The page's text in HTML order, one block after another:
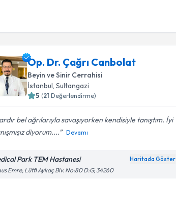
Op. Dr. Çağrı Canbolat
Beyin ve Sinir Cerrahisi
İstanbul,Sultangazi
5 (21 Değerlendirme)
bel ağrılarıyla savaşıyorken kendisiyle tanıştım. İyi
diyorum....
Devamı
Park TEM Hastanesi Haritada Göster
Emre, Lütfi Aykaç Blv. No:80 D:G, 34260